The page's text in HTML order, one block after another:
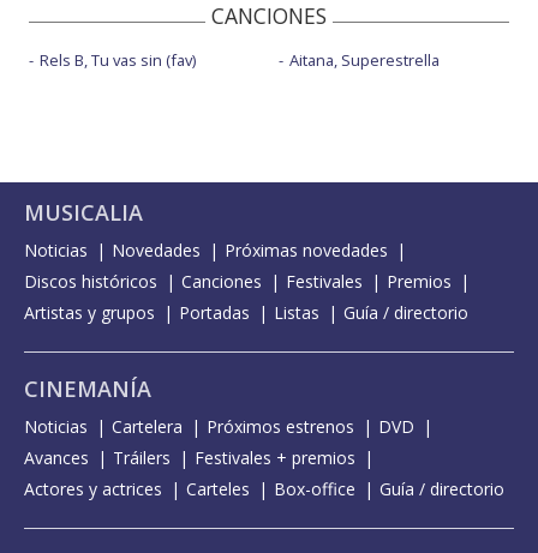
CANCIONES
Rels B, Tu vas sin (fav) Aitana, Superestrella
MUSICALIA
Noticias Novedades
Próximas novedades
Discos históricos
Canciones Festivales
Premios
Artistas y grupos
Portadas Listas Guía / directorio
CINEMANÍA
Noticias Cartelera Próximos estrenos
DVD
Avances
Tráilers
Festivales + premios
Actores y actrices
Carteles Box-office Guía / directorio